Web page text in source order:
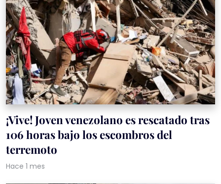
¡Vive! Joven venezolano es rescatado tras
106 horas bajo los escombros del
terremoto
Hace 1 mes